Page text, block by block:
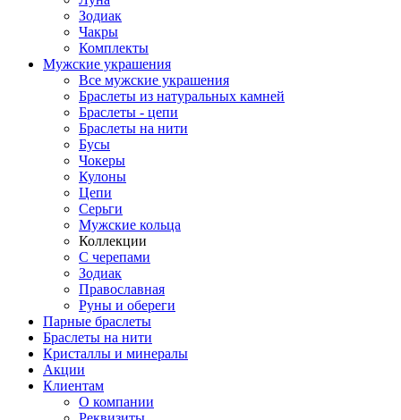
Зодиак
Чакры
Комплекты
Мужские украшения
Все мужские украшения
Браслеты из натуральных камней
Браслеты - цепи
Браслеты на нити
Бусы
Чокеры
Кулоны
Цепи
Серьги
Мужские кольца
Коллекции
С черепами
Зодиак
Православная
Руны и обереги
Парные браслеты
Браслеты на нити
Кристаллы и минералы
Акции
Клиентам
О компании